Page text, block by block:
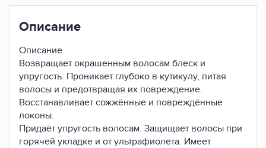
Описание
Описание
Возвращает окрашенным волосам блеск и
упругость. Проникает глубоко в кутикулу, питая
волосы и предотвращая их повреждение.
Восстанавливает сожжённые и повреждённые
локоны.
Придаёт упругость волосам. Защищает волосы при
горячей укладке и от ультрафиолета. Имеет